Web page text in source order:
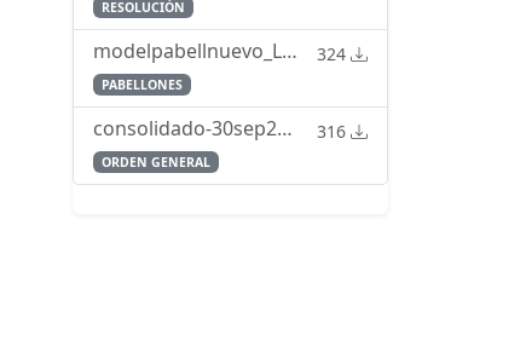
RESOLUCIÓN
modelpabellnuevo_LPD_24AGO22.pdf 324
PABELLONES
consolidado-30sep24-OG-1_2016-vacaciones-permisos-licencias.pdf 316
ORDEN GENERAL